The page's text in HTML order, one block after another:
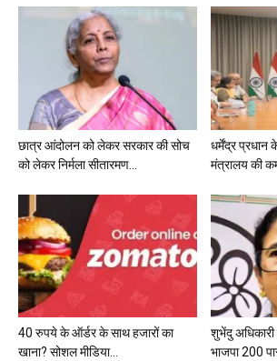
छात्र आंदोलन को लेकर सरकार की सोच
को लेकर निर्मला सीतारमण...
धर्मेंद्र प्रधान
मंत्रालय की
40 रुपये के ऑर्डर के साथ हजारों का
खाना? सोशल मीडिया...
शुभेंदु अधिकारी
भाजपा 200